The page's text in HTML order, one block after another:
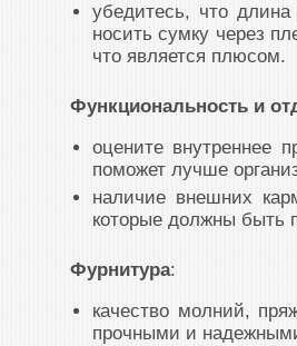
убедитесь, что
носить сумку через
что является плюсом.
Функциональность и
оцените внутреннее
поможет лучше
наличие внешних
которые должны быть
Фурнитура:
качество молний,
прочными и